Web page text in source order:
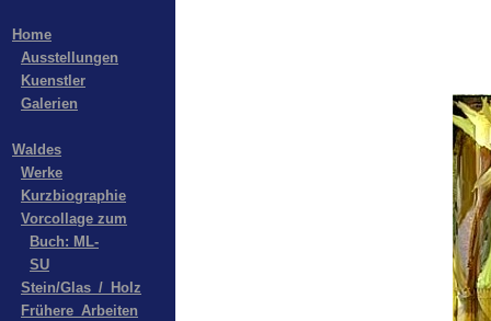
Home
Ausstellungen
Kuenstler
Galerien
Waldes
Werke
Kurzbiographie
Vorcollage zum
Buch: ML-
SU
Stein/Glas_/_Holz
Frühere_Arbeiten